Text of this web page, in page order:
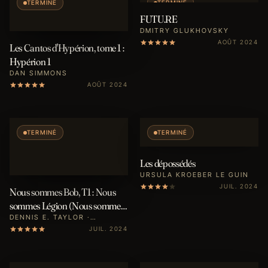
TERMINÉ
Les Cantos d'Hypérion, tome 1 :
Hypérion 1
DAN SIMMONS
AOÛT 2024
TERMINÉ
FUTU.RE
DMITRY GLUKHOVSKY
AOÛT 2024
TERMINÉ
Nous sommes Bob, T1 : Nous
sommes Légion (Nous sommes
Bob)
DENNIS E. TAYLOR ·
SÉBASTIEN BAERT
JUIL. 2024
TERMINÉ
Les dépossédés
URSULA KROEBER LE GUIN
JUIL. 2024